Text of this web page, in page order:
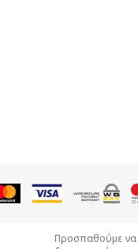
Προσπαθούμε να